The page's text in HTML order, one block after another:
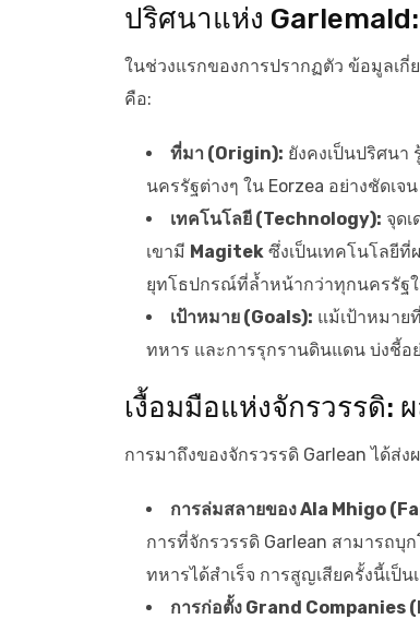
ปริศนาแห่ง
ในช่วงแรกของการปรากฏตัว ข้อมูลเกี่
คือ:
ที่มา (Origin): ยังคงเป็นปริศน
นครรัฐต่างๆ ใน Eorzea อย่างชัดเจน
เทคโนโลยี (Technology): จุด
เขามี Magitek ซึ่งเป็นเทคโนโลยีที่
ยุทโธปกรณ์ที่ล้ำหน้ากว่าทุกนครรัฐ
เป้าหมาย (Goals): แม้เป้าหมาย
ทหาร และการรุกรานดินแดน บ่งชี้อ
เงื้อมมือแห่งจักรวรรดิ:
การมาถึงของจักรวรรดิ Garlean ได้ส่
การล่มสลายของ Ala Mhigo
การที่จักรวรรดิ Garlean สามารถบุ
ทหารได้สำเร็จ การสูญเสียครั้งนี้เป็
การก่อตั้ง Grand